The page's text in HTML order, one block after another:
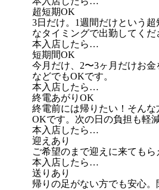
超短期OK
3日だけ。1週間だけという
なタイミングで出勤してくだ
本入店したら…
短期間OK
今月だけ、2〜3ヶ月だけお
などでもOKです。
本入店したら…
終電あがりOK
終電前には帰りたい！そんな
OKです。次の日の負担も軽
本入店したら…
迎えあり
ご希望のまで迎えに来てもら
本入店したら…
送りあり
帰りの足がない方でも安心